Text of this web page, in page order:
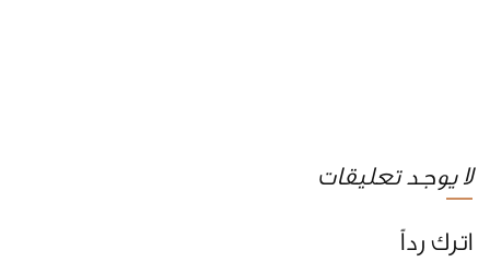
لا يوجد تعليقات
اترك رداً